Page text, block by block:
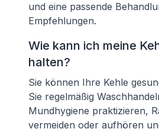
und eine passende
Empfehlungen.
Wie kann ich meine
halten?
Sie können Ihre Kehle
Sie regelmäßig
Mundhygiene praktizieren,
vermeiden oder aufhören